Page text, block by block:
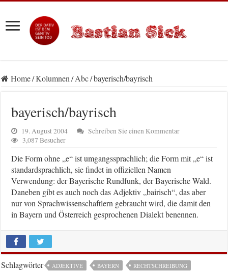
Home/Kolumnen/Abc/bayerisch/bayrisch
bayerisch/bayrisch
19. August 2004
Schreiben Sie einen Kommentar
3,087 Besucher
Die Form ohne „e“ ist umgangssprachlich; die Form mit „e“ ist
standardsprachlich, sie findet in offiziellen Namen
Verwendung: der Bayerische Rundfunk, der Bayerische Wald.
Daneben gibt es auch noch das Adjektiv „bairisch“, das aber
nur von Sprachwissenschaftlern gebraucht wird, die damit den
in Bayern und Österreich gesprochenen Dialekt benennen.
Schlagwörter ADJEKTIVE BAYERN RECHTSCHREIBUNG